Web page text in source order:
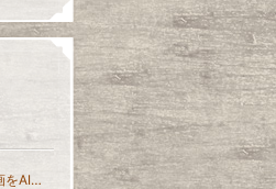
ＡＩが名画で創る童話絵本。世界の絵画をAIが鑑賞したら、面白い美術情報がいっぱいの、楽しいおとぎ話を作ってくれました。